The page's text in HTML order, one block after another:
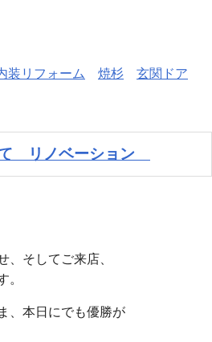
装リフォーム 焼杉 玄関ドア
リノベーション
、そしてご来店、
。
、本日にでも優勝が